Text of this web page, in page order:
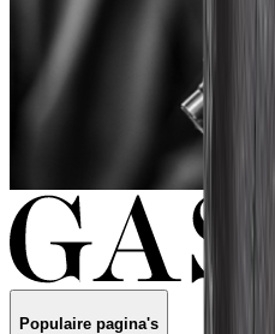
Populaire pagina's